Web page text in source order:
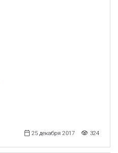
25 декабря 2017 324